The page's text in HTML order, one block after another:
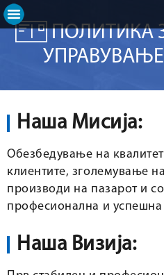
ПОЛИТИКА
Наша Мисија:
Обезбедување на
клиентите, зголемување
производи на пазарот и
професионална и успешна
Наша Визија: